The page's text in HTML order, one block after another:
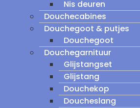
Nis deuren
Douchecabines
Douchegoot & putjes
Douchegoot
Douchegarnituur
Glijstangset
Glijstang
Douchekop
Doucheslang